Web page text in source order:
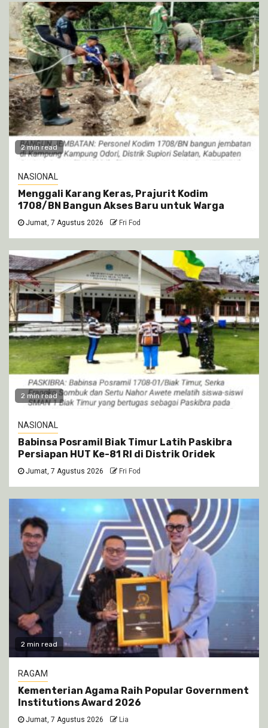
2 min read
NASIONAL
Menggali Karang Keras, Prajurit Kodim
1708/BN Bangun Akses Baru untuk Warga
Jumat, 7 Agustus 2026 Fri Fod
2 min read
NASIONAL
Babinsa Posramil Biak Timur Latih Paskibra
Persiapan HUT Ke-81 RI di Distrik Oridek
Jumat, 7 Agustus 2026 Fri Fod
2 min read
RAGAM
Kementerian Agama Raih Popular Government
Institutions Award 2026
Jumat, 7 Agustus 2026 Lia